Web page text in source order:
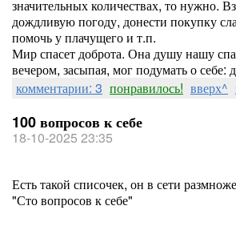
значительных количествах, то нужно.
дождливую погоду, донести покупку
помочь у плачущего и т.п.
Мир спасет доброта. Она душу нашу
вечером, засыпая, мог подумать о себе:
комментарии: 3 понравилось! вверх^
100 вопросов к себе
18-10-2025 23:35
Есть такой списочек, он в сети
"Сто вопросов к себе"